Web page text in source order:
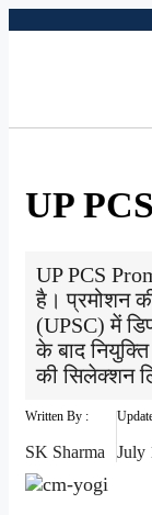
UP
UP PCS
है। प्रमोशन
(UPSC) में
के बाद
की सिलेक्शन
Written By :
SK Sharma July